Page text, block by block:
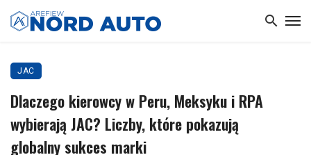
JAC
Dlaczego kierowcy w Peru, Meksyku i RPA
wybierają JAC? Liczby, które pokazują
globalny sukces marki